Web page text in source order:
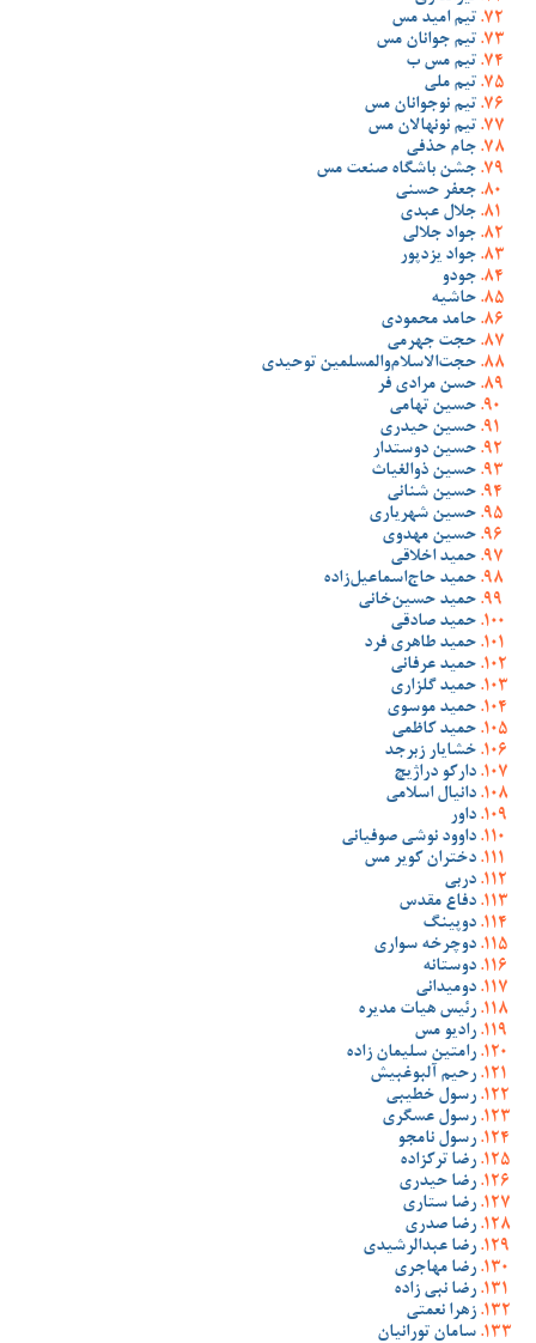
تیم امید مس
تیم جوانان مس
تیم مس ب
تیم ملی
تیم نوجوانان مس
تیم نونهالان مس
جام حذفی
جشن باشگاه صنعت مس
جعفر حسنی
جلال عبدی
جواد جلالی
جواد یزدپور
جودو
حاشیه
حامد محمودی
حجت جهرمی
حجت‌الاسلام‌والمسلمین توحیدی
حسن مرادی فر
حسین تهامی
حسین حیدری
حسین دوستدار
حسین ذوالغیاث
حسین شنانی
حسین شهریاری
حسین مهدوی
حمید اخلاقی
حمید حاج‌اسماعیل‌زاده
حمید حسین‌خانی
حمید صادقی
حمید طاهری فرد
حمید عرفانی
حمید گلزاری
حمید موسوی
حمید کاظمی
خشایار زبرجد
دارکو دراژیچ
دانیال اسلامی
داور
داوود نوشی صوفیانی
دختران کویر مس
دربی
دفاع مقدس
دوپینگ
دوچرخه سواری
دوستانه
دومیدانی
رئیس هیات مدیره
رادیو مس
رامتین سلیمان زاده
رحیم آلبوغبیش
رسول خطیبی
رسول عسگری
رسول نامجو
رضا ترکزاده
رضا حیدری
رضا ستاری
رضا صدری
رضا عبدالرشیدی
رضا مهاجری
رضا نبی زاده
زهرا نعمتی
سامان تورانیان